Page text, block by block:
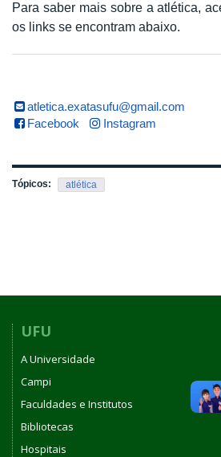
Para saber mais sobre a atlética,
os links se encontram abaixo.
atletica.exatasufu@gmail.com
Facebook
Instagram
Tópicos: atlética
UFU
A Universidade
Campi
Faculdades e Institutos
Bibliotecas
Hospitais